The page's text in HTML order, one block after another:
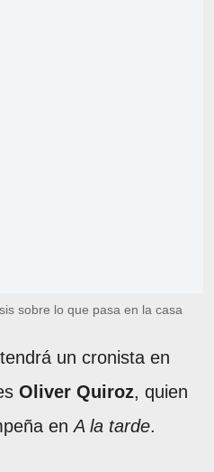
sobre lo que pasa en la casa
un cronista en
Oliver Quiroz, quien
enA la tarde.